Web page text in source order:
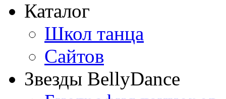
Каталог
Школ танца
Сайтов
Звезды BellyDance